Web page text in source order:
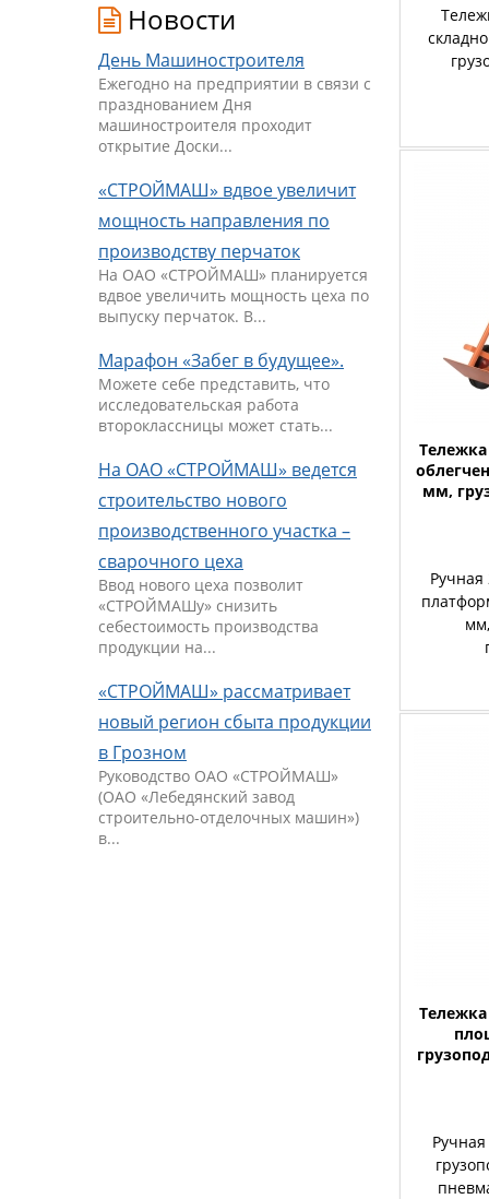
Новости
День Машиностроителя
Ежегодно на предприятии в связи с
празднованием Дня
машиностроителя проходит
открытие Доски...
«СТРОЙМАШ» вдвое увеличит
мощность направления по
производству перчаток
На ОАО «СТРОЙМАШ» планируется
вдвое увеличить мощность цеха по
выпуску перчаток. В...
Марафон «Забег в будущее».
Можете себе представить, что
исследовательская работа
второклассницы может стать...
На ОАО «СТРОЙМАШ» ведется
строительство нового
производственного участка –
сварочного цеха
Ввод нового цеха позволит
«СТРОЙМАШу» снизить
себестоимость производства
продукции на...
«СТРОЙМАШ» рассматривает
новый регион сбыта продукции
в Грозном
Руководство ОАО «СТРОЙМАШ»
(ОАО «Лебедянский завод
строительно-отделочных машин»)
в...
Тележка
мм,
Ручная
Тележка